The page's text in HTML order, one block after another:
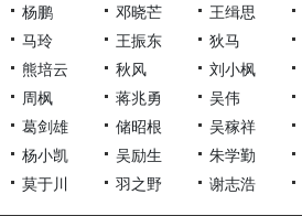
杨鹏
邓晓芒 王缉思
马玲
王振东 狄马
熊培云
秋风 刘小枫
周枫
蒋兆勇 吴伟
葛剑雄
储昭根 吴稼祥
杨小凯
吴励生 朱学勤
莫于川
羽之野 谢志浩